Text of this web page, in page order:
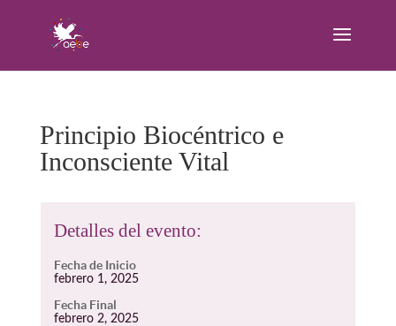
Principio Biocéntrico e
Inconsciente Vital
Detalles del evento:
Fecha de Inicio
febrero 1, 2025
Fecha Final
febrero 2, 2025